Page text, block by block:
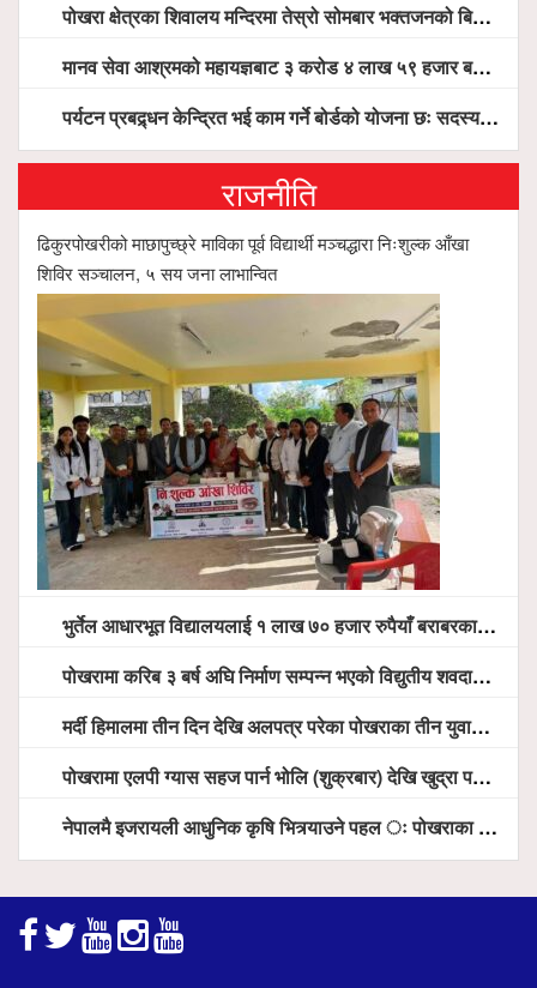
पोखरा क्षेत्रका शिवालय मन्दिरमा तेस्रो सोमबार भक्तजनको बिहानैदेखि घुइँचो
मानव सेवा आश्रमको महायज्ञबाट ३ करोड ४ लाख ५९ हजार बचत, १ करोड ४४ लाख उठ्न बाँकी, विना संचार माध्यम तर प्रचार प्रसारमै भयो १९ लाख खर्च !
पर्यटन प्रबद्र्धन केन्द्रित भई काम गर्ने बोर्डको योजना छः सदस्य पोखरेल, चलिय पोखरालाई थप प्रभावकारी बनाउन होटल संघको माग
राजनीति
ढिकुरपोखरीको माछापुच्छ्रे माविका पूर्व विद्यार्थी मञ्चद्धारा निःशुल्क आँखा
शिविर सञ्चालन, ५ सय जना लाभान्वित
भुर्तेल आधारभूत विद्यालयलाई १ लाख ७० हजार रुपैयाँ बराबरका शैक्षिक सामग्री हस्तान्तरण
पोखरामा करिब ३ बर्ष अघि निर्माण सम्पन्न भएको विद्युतीय शवदाह गृह अझै संचालनमा आउन सकेन, तत्काल संचालन गर्न स्थानियको माग
मर्दी हिमालमा तीन दिन देखि अलपत्र परेका पोखराका तीन युवाको सशस्त्र प्रहरी सहितको टोलीको साहसिक उद्धार
पोखरामा एलपी ग्यास सहज पार्न भोलि (शुक्रबार) देखि खुद्रा पसलबाटै बिक्रि वितरण हुने, स्टोर नगर्न आग्रह
नेपालमै इजरायली आधुनिक कृषि भित्र्याउने पहल ः पोखराका मेयर धनराज आचार्य र इजरायली राजदूतबीच सहकार्य विस्तारको संकेत